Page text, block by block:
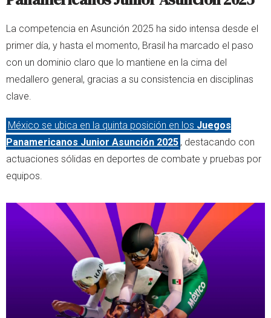
La competencia en Asunción 2025 ha sido intensa desde el
primer día, y hasta el momento, Brasil ha marcado el paso
con un dominio claro que lo mantiene en la cima del
medallero general, gracias a su consistencia en disciplinas
clave.
México se ubica en la quinta posición en los Juegos
Panamericanos Junior Asunción 2025 , destacando con
actuaciones sólidas en deportes de combate y pruebas por
equipos.